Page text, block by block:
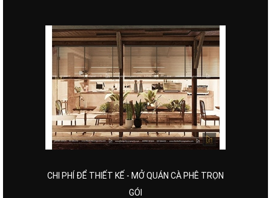
CHI PHÍ ĐỂ THIẾT KẾ - MỞ QUÁN CÀ PHÊ TRỌN
GÓI